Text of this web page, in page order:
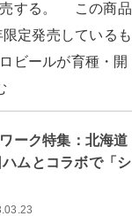
売する。 この商品
定発売しているも
ビールが育種・開
ーク特集：北海道
ムとコラボで「シ